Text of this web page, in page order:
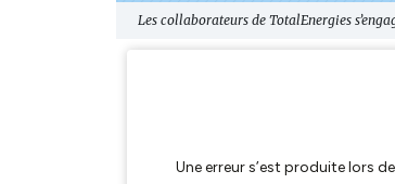
Les collaborateurs de TotalEnergies